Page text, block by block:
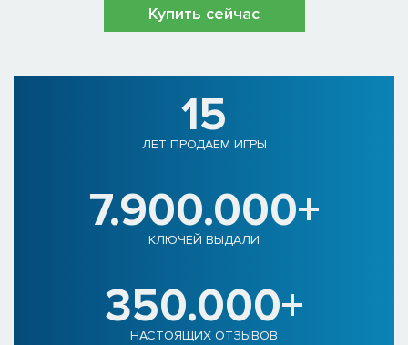
Купить сейчас
15
ЛЕТ ПРОДАЕМ ИГРЫ
7.900.000+
КЛЮЧЕЙ ВЫДАЛИ
350.000+
НАСТОЯЩИХ ОТЗЫВОВ